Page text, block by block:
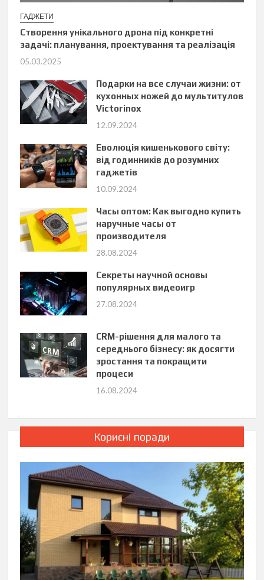
ГАДЖЕТИ
Створення унікального дрона під конкретні
задачі: планування, проектування та реалізація
05.03.2025
Подарки на все случаи жизни: от
кухонных ножей до мультитулов
Victorinox
12.09.2024
Еволюція кишенькового світу:
від годинників до розумних
гаджетів
10.09.2024
Часы оптом: Как выгодно купить
наручные часы от
производителя
28.08.2024
Секреты научной основы
популярных видеоигр
27.08.2024
CRM-рішення для малого та
середнього бізнесу: як досягти
зростання та покращити
процеси
16.08.2024
Корисні поради